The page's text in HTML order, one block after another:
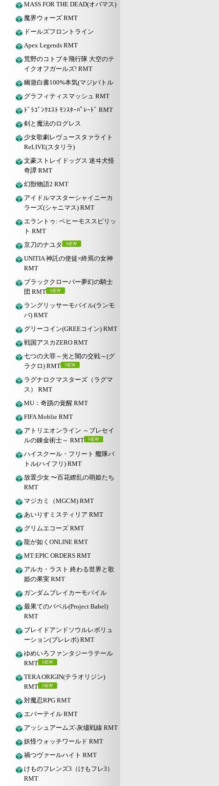
MASS FOR THE DEAD(オバマス)
魔界ウォーズ RMT
ドールズフロントライン
Apex Legends RMT
荒野のコトブキ飛行隊 大空のテ
イクオフガールズ! RMT
幽遊白書100%本気(マジ)バトル
グラフィティスマッシュ RMT
ﾄﾞﾗｺﾞﾝｸｴｽﾄ ﾓﾝｽﾀｰﾊﾟﾚｰﾄﾞ RMT
剣と魔法のログレス
少女歌劇レヴュースタァライト
ReLIVE(スタリラ)
文豪ストレイドッグス 迷ヰ犬怪
奇譚 RMT
幻獣物語2 RMT
アイドルマスターシャイニーカ
ラーズ(シャニマス) RMT
エラントゥ: ベヒーモススピリッ
ト RMT
京刀のナユタ
UNITIA 神託の使徒×終焉の女神
RMT
ブラッククローバー夢幻の騎士
団 RMT
ラングリッサーモバイル(ランモ
バ) RMT
グリーコイン(GREEコイン) RMT
戦国アスカZERO RMT
七つの大罪～光と闇の交戦～(グ
ラクロ) RMT
ラグナロクマスターズ（ラグマ
ス） RMT
MU：奇蹟の覚醒 RMT
FIFA Moblie RMT
アトリエオンライン ～ブレセイ
ルの錬金術士～ RMT
ハイスクール・フリート 艦隊バ
トル(ハイフリ) RMT
放置少女 〜百花繚乱の萌姫たち
RMT
マジカミ（MGCM) RMT
あいりすミスティリア RMT
グリムエコーズ RMT
龍が如くONLINE RMT
MT:EPIC ORDERS RMT
アルカ・ラスト 終わる世界と歌
姫の果実 RMT
ガンダムブレイカーモバイル
最果てのバベル(Project Babel)
RMT
ブレイドアンドソウルレボリュ
ーション(ブレレボ) RMT
ゆめいろファンタジーラテール
RMT
TERA ORIGIN(テラオリジン)
RMT
対魔忍RPG RMT
エバーテイル RMT
アッシュアームズ‐灰燼戦線 RMT
妖怪ウォッチワールド RMT
禍つヴァールハイト RMT
けものフレンズ3（けもフレ3）
RMT